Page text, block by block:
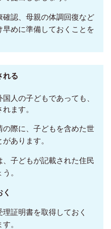
認、母親の体調回復など
めに準備しておくことを
れる
人の子どもであっても、
ます。
際に、子どもを含めた世
あります。
子どもが記載された住民
。
証明書を取得しておく
。